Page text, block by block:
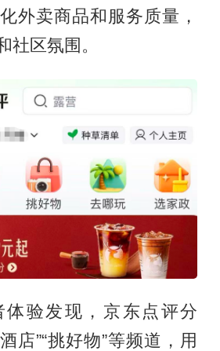
外卖商品和服务质量，
社区氛围。
体验发现，京东点评分
店”“挑好物”等频道，用